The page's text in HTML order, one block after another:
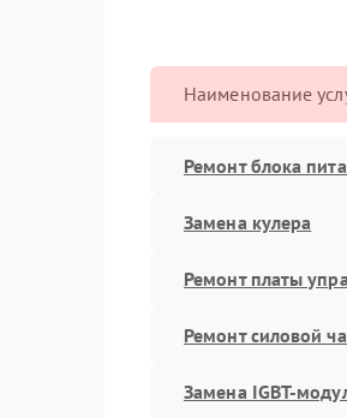
Наименование
Ремонт блока
Замена кулера
Ремонт платы
Ремонт силовой
Замена IGBT-